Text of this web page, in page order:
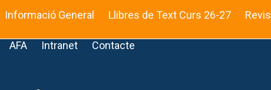
Informació General Llibres de Text Curs 26-27
AFA Intranet Contacte